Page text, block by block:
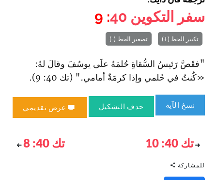
سفر التكوين 40
: 9
تكبير الخط (+) تصغير الخط (-)
"فقَصَّ رَئيسُ السُّقاةِ حُلمَهُ علَى يوسُفَ وقالَ لهُ:
«كُنتُ في حُلمي وإذا كرمَةٌ أمامي." (تك 40: 9).
نسخ الآية حذف التشكيل عرض تقديمي
تك 40: 10 تك 40: 8
للمشاركة